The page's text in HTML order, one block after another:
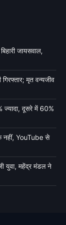
जायसवाल,
मृत वन्यजीव
ज्यादा, दूसरे में 60%
नहीं, YouTube से
युवा, महेंद्र मंडल ने